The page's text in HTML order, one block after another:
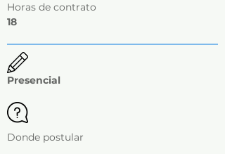
Horas de contrato
18
Presencial
Donde postular